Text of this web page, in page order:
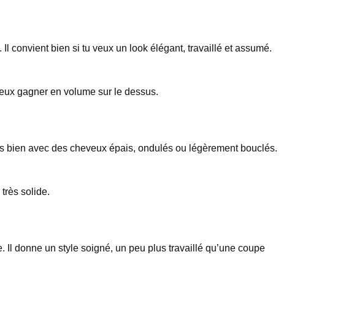
convient bien si tu veux un look élégant, travaillé et assumé.
gagner en volume sur le dessus.
avec des cheveux épais, ondulés ou légèrement bouclés.
solide.
donne un style soigné, un peu plus travaillé qu’une coupe